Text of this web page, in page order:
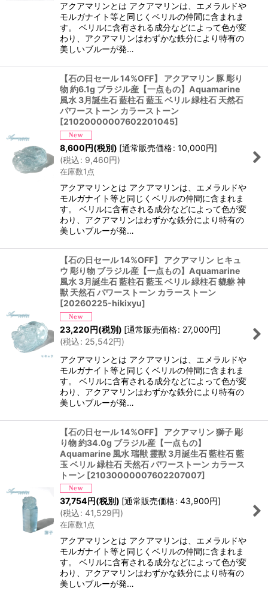
アクアマリンとは アクアマリンは、エメラルドや
モルガナイト等と同じくベリルの仲間に含まれま
す。 ベリルに含有される成分などによって色が変
わり、アクアマリンはわずかな鉄分により特有の
美しいブルーが発…
【石の日セール 14%OFF】 アクアマリン 豚 彫り
物 約6.1g ブラジル産【一点もの】Aquamarine
風水 3月誕生石 藍柱石 藍玉 ベリル 緑柱石 天然石
パワーストーン カラーストーン
[21020000007602201045]
8,600円(税別) [通常販売価格: 10,000円]
(税込: 9,460円)
在庫数1点
アクアマリンとは アクアマリンは、エメラルドや
モルガナイト等と同じくベリルの仲間に含まれま
す。 ベリルに含有される成分などによって色が変
わり、アクアマリンはわずかな鉄分により特有の
美しいブルーが発…
【石の日セール 14%OFF】 アクアマリン ヒキュ
ウ 彫り物 ブラジル産【一点もの】Aquamarine
風水 3月誕生石 藍柱石 藍玉 ベリル 緑柱石 貔貅 神
獣 天然石 パワーストーン カラーストーン
[20260225-hikixyu]
23,220円(税別) [通常販売価格: 27,000円]
(税込: 25,542円)
アクアマリンとは アクアマリンは、エメラルドや
モルガナイト等と同じくベリルの仲間に含まれま
す。 ベリルに含有される成分などによって色が変
わり、アクアマリンはわずかな鉄分により特有の
美しいブルーが発…
【石の日セール 14%OFF】 アクアマリン 獅子 彫
り物 約34.0g ブラジル産【一点もの】
Aquamarine 風水 瑞獣 霊獣 3月誕生石 藍柱石 藍
玉 ベリル 緑柱石 天然石 パワーストーン カラース
トーン [21030000007602207007]
37,754 円(税別) [通常販売価格: 43,900円]
(税込: 41,529円)
在庫数1点
アクアマリンとは アクアマリンは、エメラルドや
モルガナイト等と同じくベリルの仲間に含まれま
す。 ベリルに含有される成分などによって色が変
わり、アクアマリンはわずかな鉄分により特有の
美しいブルーが発…